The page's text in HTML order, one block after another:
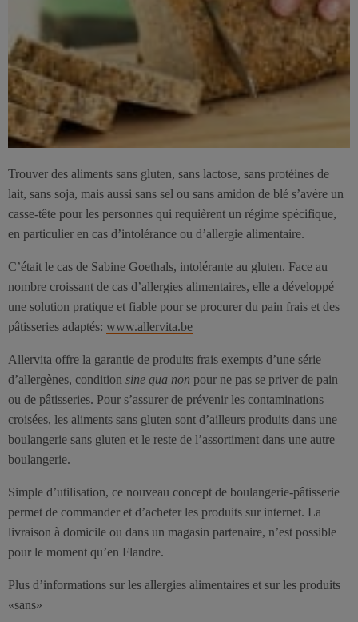
Trouver des aliments sans gluten, sans lactose, sans protéines de
lait, sans soja, mais aussi sans sel ou sans amidon de blé s’avère un
casse-tête pour les personnes qui requièrent un régime spécifique,
en particulier en cas d’intolérance ou d’allergie alimentaire.
C’était le cas de Sabine Goethals, intolérante au gluten. Face au
nombre croissant de cas d’allergies alimentaires, elle a développé
une solution pratique et fiable pour se procurer du pain frais et des
pâtisseries adaptés: www.allervita.be
Allervita offre la garantie de produits frais exempts d’une série
d’allergènes, condition sine qua non pour ne pas se priver de pain
ou de pâtisseries. Pour s’assurer de prévenir les contaminations
croisées, les aliments sans gluten sont d’ailleurs produits dans une
boulangerie sans gluten et le reste de l’assortiment dans une autre
boulangerie.
Simple d’utilisation, ce nouveau concept de boulangerie-pâtisserie
permet de commander et d’acheter les produits sur internet. La
livraison à domicile ou dans un magasin partenaire, n’est possible
pour le moment qu’en Flandre.
Plus d’informations sur les allergies alimentaires et sur les produits
«sans»